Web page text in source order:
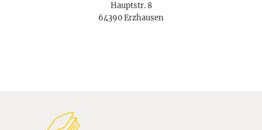
Hauptstr. 8
64390 Erzhausen